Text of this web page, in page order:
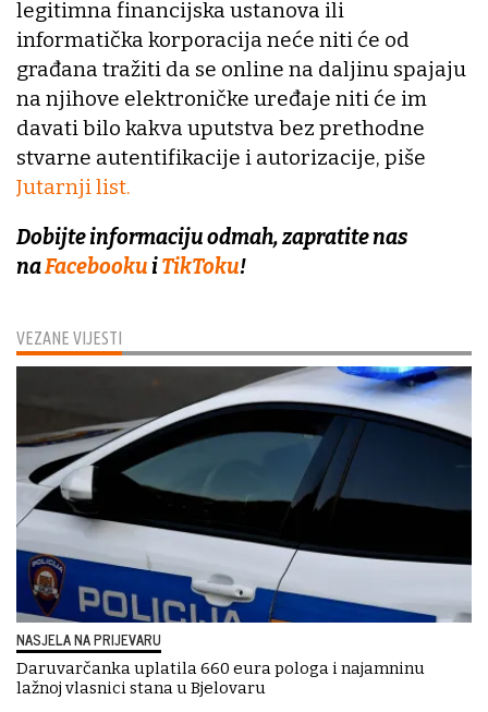
VEZANE VIJESTI
NASJELA NA PRIJEVARU
Daruvarčanka uplatila 660 eura pologa i najamninu
lažnoj vlasnici stana u Bjelovaru
legitimna financijska ustanova ili
informatička korporacija neće niti će od
građana tražiti da se online na daljinu spajaju
na njihove elektroničke uređaje niti će im
davati bilo kakva uputstva bez prethodne
stvarne autentifikacije i autorizacije, piše
Jutarnji list.
Dobijte informaciju odmah, zapratite nas
naFacebookuiTikToku!